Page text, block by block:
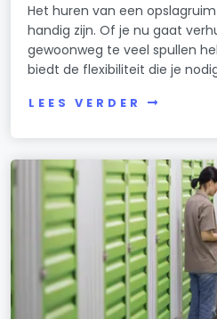
Het huren van een
handig zijn. Of je nu gaat
gewoonweg te veel spullen
biedt de flexibiliteit die je
LEES VERDER